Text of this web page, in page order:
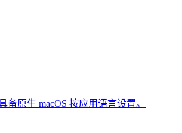
备原生 macOS 按应用语言设置。